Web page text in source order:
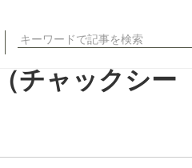
検
対
象:
チャックシー